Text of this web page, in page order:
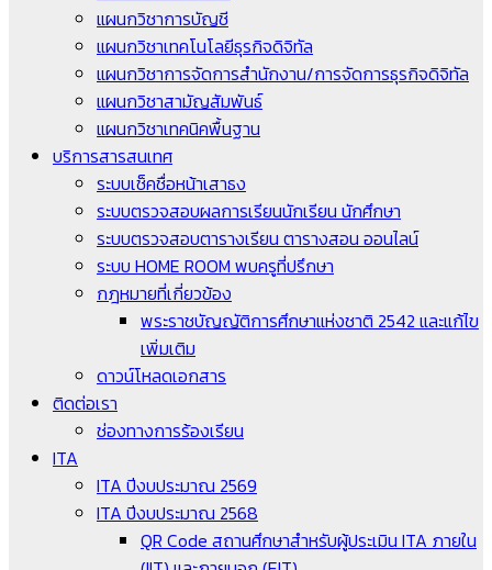
แผนกวิชาการบัญชี
แผนกวิชาเทคโนโลยีธุรกิจดิจิทัล
แผนกวิชาการจัดการสำนักงาน/การจัดการธุรกิจดิจิทัล
แผนกวิชาสามัญสัมพันธ์
แผนกวิชาเทคนิคพื้นฐาน
บริการสารสนเทศ
ระบบเช็คชื่อหน้าเสาธง
ระบบตรวจสอบผลการเรียนนักเรียน นักศึกษา
ระบบตรวจสอบตารางเรียน ตารางสอน ออนไลน์
ระบบ HOME ROOM พบครูที่ปรึกษา
กฎหมายที่เกี่ยวข้อง
พระราชบัญญัติการศึกษาแห่งชาติ 2542 และแก้ไข
เพิ่มเติม
ดาวน์โหลดเอกสาร
ติดต่อเรา
ช่องทางการร้องเรียน
ITA
ITA ปีงบประมาณ 2569
ITA ปีงบประมาณ 2568
QR Code สถานศึกษาสำหรับผู้ประเมิน ITA ภายใน